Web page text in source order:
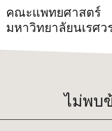
คณะแพทยศาสตร์
มหาวิทยาลัยนเรศว
ไม่พบ